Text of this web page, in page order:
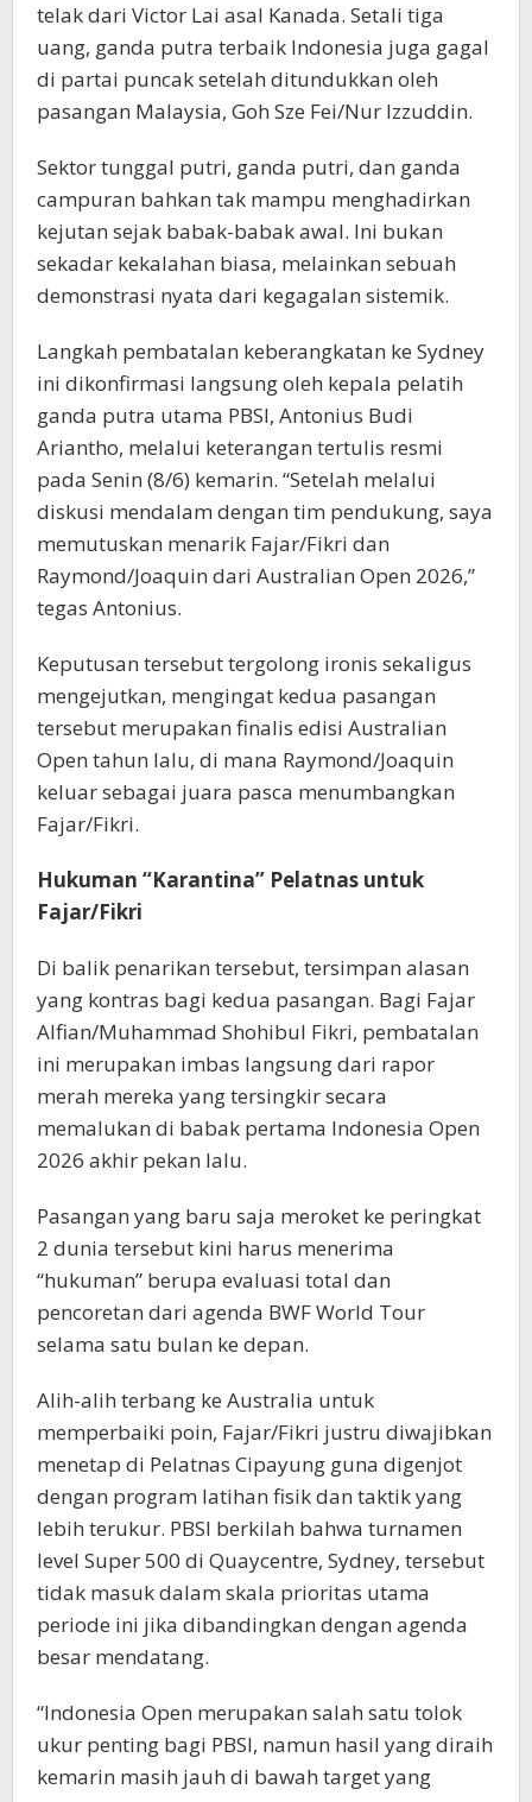
telak dari Victor Lai asal Kanada. Setali tiga
uang, ganda putra terbaik Indonesia juga gagal
di partai puncak setelah ditundukkan oleh
pasangan Malaysia, Goh Sze Fei/Nur Izzuddin.
Sektor tunggal putri, ganda putri, dan ganda
campuran bahkan tak mampu menghadirkan
kejutan sejak babak-babak awal. Ini bukan
sekadar kekalahan biasa, melainkan sebuah
demonstrasi nyata dari kegagalan sistemik.
Langkah pembatalan keberangkatan ke Sydney
ini dikonfirmasi langsung oleh kepala pelatih
ganda putra utama PBSI, Antonius Budi
Ariantho, melalui keterangan tertulis resmi
pada Senin (8/6) kemarin. “Setelah melalui
diskusi mendalam dengan tim pendukung, saya
memutuskan menarik Fajar/Fikri dan
Raymond/Joaquin dari Australian Open 2026,”
tegas Antonius.
Keputusan tersebut tergolong ironis sekaligus
mengejutkan, mengingat kedua pasangan
tersebut merupakan finalis edisi Australian
Open tahun lalu, di mana Raymond/Joaquin
keluar sebagai juara pasca menumbangkan
Fajar/Fikri.
Hukuman “Karantina” Pelatnas untuk
Fajar/Fikri
Di balik penarikan tersebut, tersimpan alasan
yang kontras bagi kedua pasangan. Bagi Fajar
Alfian/Muhammad Shohibul Fikri, pembatalan
ini merupakan imbas langsung dari rapor
merah mereka yang tersingkir secara
memalukan di babak pertama Indonesia Open
2026 akhir pekan lalu.
Pasangan yang baru saja meroket ke peringkat
2 dunia tersebut kini harus menerima
“hukuman” berupa evaluasi total dan
pencoretan dari agenda BWF World Tour
selama satu bulan ke depan.
Alih-alih terbang ke Australia untuk
memperbaiki poin, Fajar/Fikri justru diwajibkan
menetap di Pelatnas Cipayung guna digenjot
dengan program latihan fisik dan taktik yang
lebih terukur. PBSI berkilah bahwa turnamen
level Super 500 di Quaycentre, Sydney, tersebut
tidak masuk dalam skala prioritas utama
periode ini jika dibandingkan dengan agenda
besar mendatang.
“Indonesia Open merupakan salah satu tolok
ukur penting bagi PBSI, namun hasil yang diraih
kemarin masih jauh di bawah target yang